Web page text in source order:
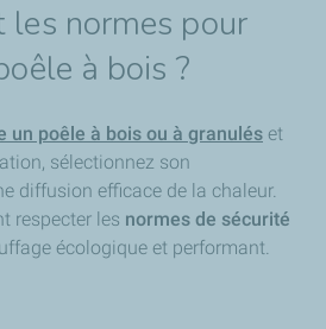
les normes pour
à bois ?
un poêle à bois ou à granulés et
sélectionnez son
diffusion efficace de la chaleur.
respecter les normes de sécurité
écologique et performant.